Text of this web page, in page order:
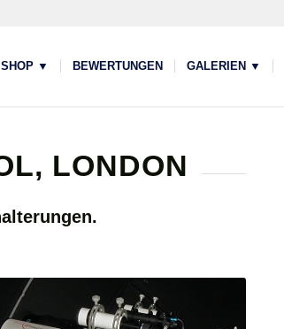
SHOP ▼ BEWERTUNGEN GALERIEN ▼
LONDON